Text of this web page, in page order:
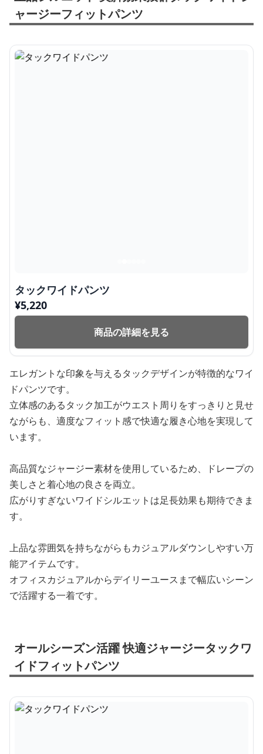
ャージーフィットパンツ
タックワイドパンツ
¥5,220
商品の詳細を見る
エレガントな印象を与えるタックデザインが特徴的なワイ
ドパンツです。
立体感のあるタック加工がウエスト周りをすっきりと見せ
ながらも、適度なフィット感で快適な履き心地を実現して
います。
高品質なジャージー素材を使用しているため、ドレープの
美しさと着心地の良さを両立。
広がりすぎないワイドシルエットは足長効果も期待できま
す。
上品な雰囲気を持ちながらもカジュアルダウンしやすい万
能アイテムです。
オフィスカジュアルからデイリーユースまで幅広いシーン
で活躍する一着です。
オールシーズン活躍 快適ジャージータックワ
イドフィットパンツ